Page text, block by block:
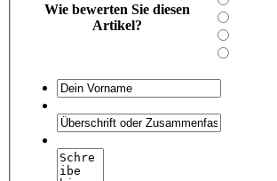
Wie bewerten Sie diesen
Artikel?